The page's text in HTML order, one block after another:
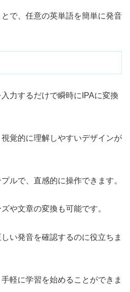
で、任意の英単語を簡単に発音
力するだけで瞬時にIPAに変換
覚的に理解しやすいデザインが
ルで、直感的に操作できます。
や文章の変換も可能です。
い発音を確認するのに役立ちま
軽に学習を始めることができま